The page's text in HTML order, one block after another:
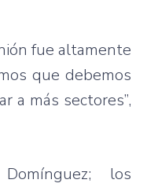
fue altamente
que debemos
a más sectores”,
Domínguez; los